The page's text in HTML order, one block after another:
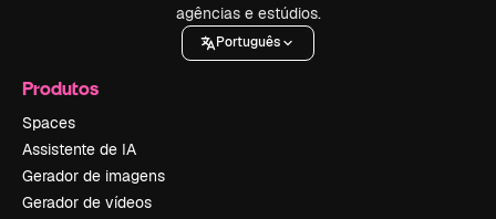
agências e estúdios.
Português
Produtos
Spaces
Assistente de IA
Gerador de imagens
Gerador de vídeos